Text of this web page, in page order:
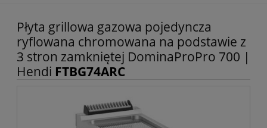
Płyta grillowa gazowa pojedyncza
ryflowana chromowana na podstawie z
3 stron zamkniętej DominaProPro 700 |
Hendi FTBG74ARC